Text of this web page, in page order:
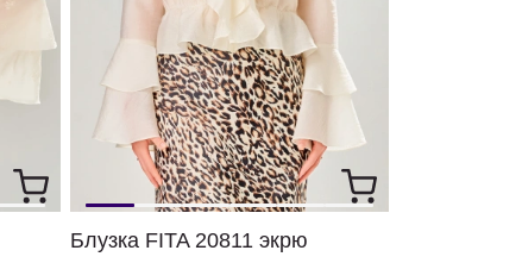
Блузка FITA 20811 экрю